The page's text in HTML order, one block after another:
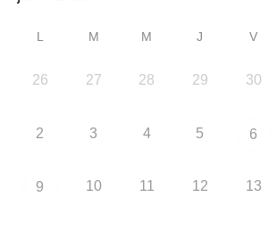
L M M J V
26 27 28 29 30
2 3 4 5 6
9 10 11 12 13